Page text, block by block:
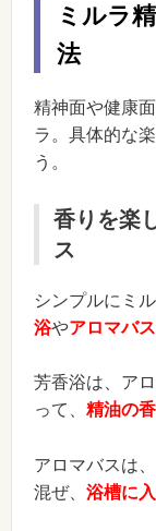
ミルラ
法
精神面や健康
ラ。具体的な
う。
香りを楽
ス
シンプルにミ
浴やアロマバ
芳香浴は、ア
って、 精油の
アロマバスは
混ぜ、 浴槽に